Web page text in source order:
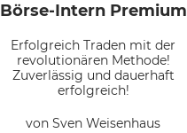
Börse-Intern Premium
Erfolgreich Traden mit der
revolutionären Methode!
Zuverlässig und dauerhaft
erfolgreich!
von Sven Weisenhaus